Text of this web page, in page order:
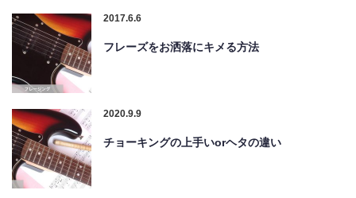
2017.6.6
フレーズをお洒落にキメる方法
2020.9.9
チョーキングの上手いorヘタの違い